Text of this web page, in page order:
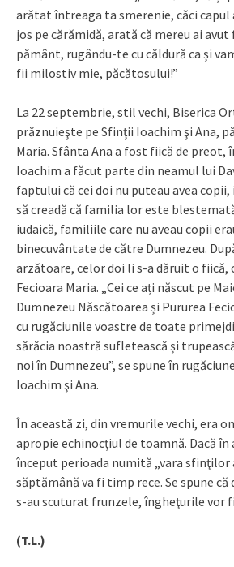
arătat întreaga ta smerenie, căci capul
jos pe cărămidă, arată că mereu ai
pământ, rugându-te cu căldură ca și
fii milostiv mie, păcătosului!”
La 22 septembrie, stil vechi, Biserica
prăznuieşte pe Sfinţii Ioachim şi Ana,
Maria. Sfânta Ana a fost fiică de preot,
Ioachim a făcut parte din neamul lui
faptului că cei doi nu puteau avea
să creadă că familia lor este
iudaică, familiile care nu aveau copii
binecuvântate de către Dumnezeu.
arzătoare, celor doi li s-a dăruit o fiică,
Fecioara Maria. „Cei ce ați născut pe
Dumnezeu Născătoarea și Pururea
cu rugăciunile voastre de toate
sărăcia noastră sufletească și
noi în Dumnezeu”, se spune în
Ioachim şi Ana.
În această zi, din vremurile vechi, era
apropie echinocţiul de toamnă. Dacă în
început perioada numită „vara sfinţilor
săptămână va fi timp rece. Se spune că
s-au scuturat frunzele, îngheţurile vor
(T.L.)